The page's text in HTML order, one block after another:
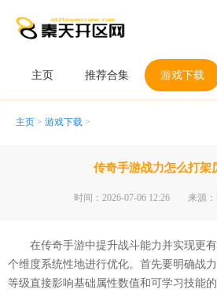
主页 推荐合集 游戏下载
主页 > 游戏下载 >
传奇手游战力怎么打架
时间：2026-07-06 12:26 来源
在传奇手游中提升战斗能力并实现更
个维度系统性地进行优化。首先要明确战
等级直接影响基础属性数值和可学习技能